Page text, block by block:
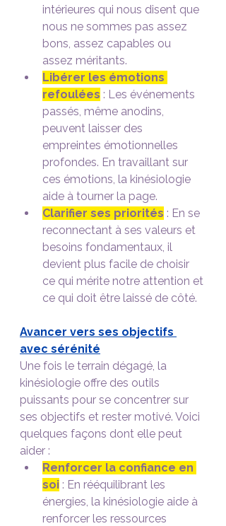
intérieures qui nous disent que
nous ne sommes pas assez
bons, assez capables ou
assez méritants.
Libérer les émotions
refoulées : Les événements
passés, même anodins,
peuvent laisser des
empreintes émotionnelles
profondes. En travaillant sur
ces émotions, la kinésiologie
aide à tourner la page.
Clarifier ses priorités : En se
reconnectant à ses valeurs et
besoins fondamentaux, il
devient plus facile de choisir
ce qui mérite notre attention et
ce qui doit être laissé de côté.
Avancer vers ses objectifs
avec sérénité
Une fois le terrain dégagé, la
kinésiologie offre des outils
puissants pour se concentrer sur
ses objectifs et rester motivé. Voici
quelques façons dont elle peut
aider :
Renforcer la confiance en
soi : En rééquilibrant les
énergies, la kinésiologie aide à
renforcer les ressources